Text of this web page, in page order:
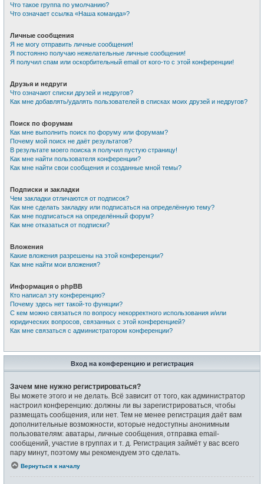
Что такое группа по умолчанию?
Что означает ссылка «Наша команда»?
Личные сообщения
Я не могу отправить личные сообщения!
Я постоянно получаю нежелательные личные сообщения!
Я получил спам или оскорбительный email от кого-то с этой конференции!
Друзья и недруги
Что означают списки друзей и недругов?
Как мне добавлять/удалять пользователей в списках моих друзей и недругов?
Поиск по форумам
Как мне выполнить поиск по форуму или форумам?
Почему мой поиск не даёт результатов?
В результате моего поиска я получил пустую страницу!
Как мне найти пользователя конференции?
Как мне найти свои сообщения и созданные мной темы?
Подписки и закладки
Чем закладки отличаются от подписок?
Как мне сделать закладку или подписаться на определённую тему?
Как мне подписаться на определённый форум?
Как мне отказаться от подписки?
Вложения
Какие вложения разрешены на этой конференции?
Как мне найти мои вложения?
Информация о phpBB
Кто написал эту конференцию?
Почему здесь нет такой-то функции?
С кем можно связаться по вопросу некорректного использования и/или
юридических вопросов, связанных с этой конференцией?
Как мне связаться с администратором конференции?
Вход на конференцию и регистрация
Зачем мне нужно регистрироваться?
Вы можете этого и не делать. Всё зависит от того, как администратор
настроил конференцию: должны ли вы зарегистрироваться, чтобы
размещать сообщения, или нет. Тем не менее регистрация даёт вам
дополнительные возможности, которые недоступны анонимным
пользователям: аватары, личные сообщения, отправка email-
сообщений, участие в группах и т. д. Регистрация займёт у вас всего
пару минут, поэтому мы рекомендуем это сделать.
Вернуться к началу